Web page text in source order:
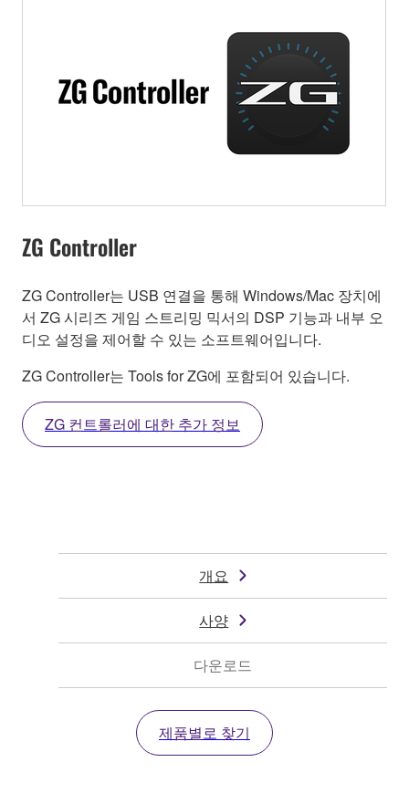
ZG Controller
ZG Controller는 USB 연결을 통해 Windows/Mac 장치에
서 ZG 시리즈 게임 스트리밍 믹서의 DSP 기능과 내부 오
디오 설정을 제어할 수 있는 소프트웨어입니다.
ZG Controller는 Tools for ZG에 포함되어 있습니다.
ZG 컨트롤러에 대한 추가 정보
개요
사양
다운로드
제품별로 찾기